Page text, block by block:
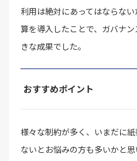
利用は絶対にあってはならな
算を導入したことで、ガバナ
きな成果でした。
おすすめポイント
様々な制約が多く、いまだに
ないとお悩みの方も多いかと